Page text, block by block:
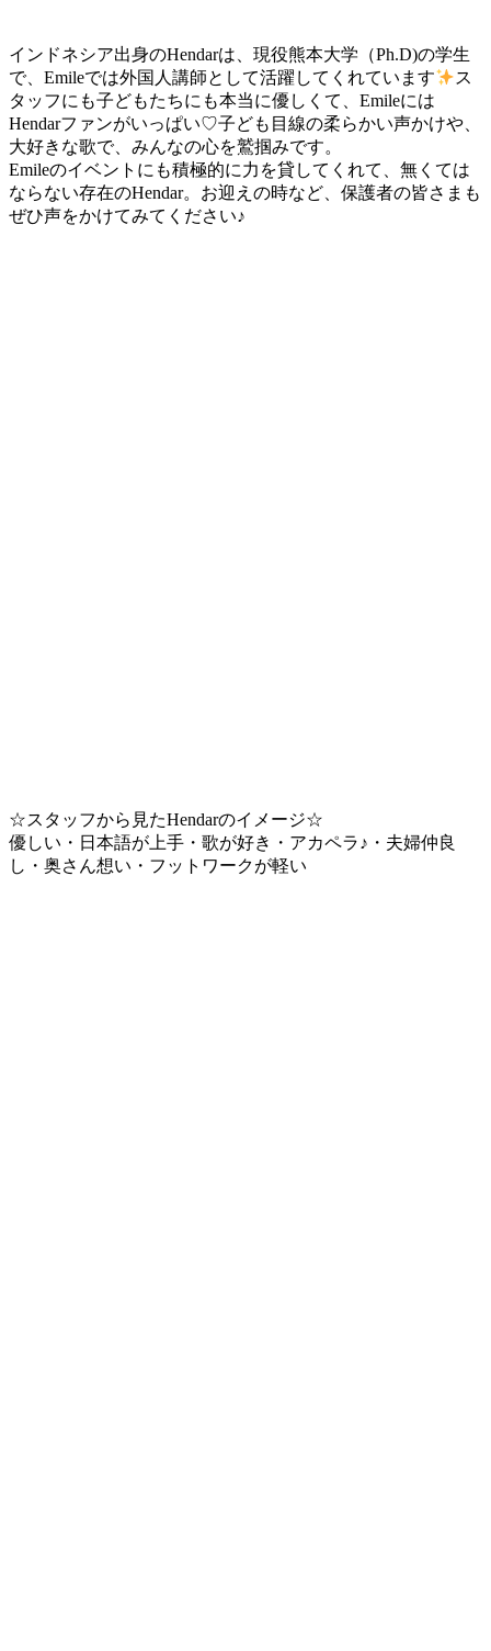
インドネシア出身のHendarは、現役熊本大学（Ph.D)の学生
で、Emileでは外国人講師として活躍してくれています
ス
タッフにも子どもたちにも本当に優しくて、Emileには
Hendarファンがいっぱい♡子ども目線の柔らかい声かけや、
大好きな歌で、みんなの心を鷲掴みです。
Emileのイベントにも積極的に力を貸してくれて、無くては
ならない存在のHendar。お迎えの時など、保護者の皆さまも
ぜひ声をかけてみてください♪
☆スタッフから見たHendarのイメージ☆
優しい・日本語が上手・歌が好き・アカペラ♪・夫婦仲良
し・奥さん想い・フットワークが軽い